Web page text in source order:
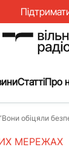
СтаттіПро
обіцяли
МЕРЕЖАХ